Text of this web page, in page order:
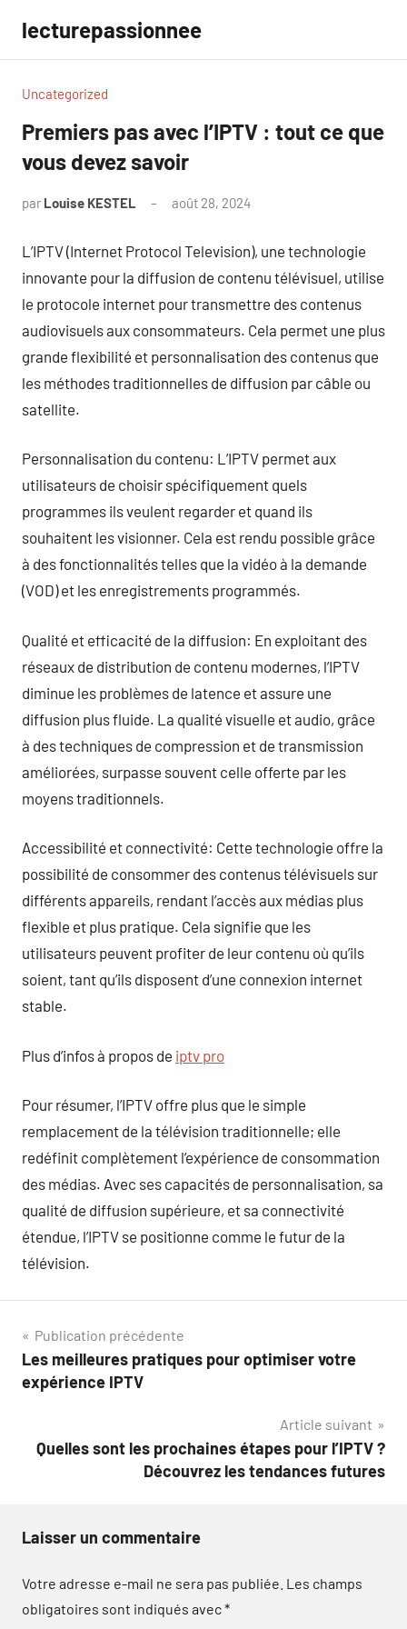
contenu
lecturepassionnee
Uncategorized
Premiers pas avec l’IPTV : tout ce que
vous devez savoir
par Louise KESTEL août 28, 2024
L’IPTV (Internet Protocol Television), une technologie
innovante pour la diffusion de contenu télévisuel, utilise
le protocole internet pour transmettre des contenus
audiovisuels aux consommateurs. Cela permet une plus
grande flexibilité et personnalisation des contenus que
les méthodes traditionnelles de diffusion par câble ou
satellite.
Personnalisation du contenu: L’IPTV permet aux
utilisateurs de choisir spécifiquement quels
programmes ils veulent regarder et quand ils
souhaitent les visionner. Cela est rendu possible grâce
à des fonctionnalités telles que la vidéo à la demande
(VOD) et les enregistrements programmés.
Qualité et efficacité de la diffusion: En exploitant des
réseaux de distribution de contenu modernes, l’IPTV
diminue les problèmes de latence et assure une
diffusion plus fluide. La qualité visuelle et audio, grâce
à des techniques de compression et de transmission
améliorées, surpasse souvent celle offerte par les
moyens traditionnels.
Accessibilité et connectivité: Cette technologie offre la
possibilité de consommer des contenus télévisuels sur
différents appareils, rendant l’accès aux médias plus
flexible et plus pratique. Cela signifie que les
utilisateurs peuvent profiter de leur contenu où qu’ils
soient, tant qu’ils disposent d’une connexion internet
stable.
Plus d’infos à propos de iptv pro
Pour résumer, l’IPTV offre plus que le simple
remplacement de la télévision traditionnelle; elle
redéfinit complètement l’expérience de consommation
des médias. Avec ses capacités de personnalisation, sa
qualité de diffusion supérieure, et sa connectivité
étendue, l’IPTV se positionne comme le futur de la
télévision.
Navigation
de
Publication précédente
Les meilleures pratiques pour optimiser votre
expérience IPTV
Article suivant
Quelles sont les prochaines étapes pour l’IPTV ?
Découvrez les tendances futures
Laisser un commentaire
Votre adresse e-mail ne sera pas publiée. Les champs
obligatoires sont indiqués avec*